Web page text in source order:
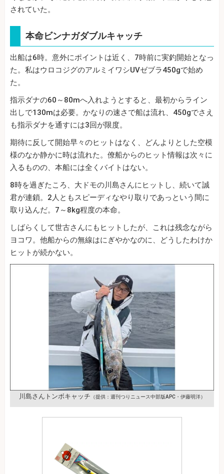
されていた。
本命ビンナガダブルキャッチ
出船は6時。意外にポイントは近く、7時前に実釣開始となっ
た。私はウロコジグのアルミイワシUVゼブラ450gで始め
た。
指示ダナの60～80mへ入れようとすると、最初からライン
出しで130mは必要。かなりの速さで船は流れ、450gでさえ
も指示ダナを通すには3回が限度。
期待に反して開始早々のヒットはなく、どんよりとした空模
様のなか静かに時は流れた。僚船からのヒット情報は次々に
入るものの、本船には全くバイトはない。
8時を過ぎたころ、大ドモの川島さんにヒットし、続いて誠
君が連鎖。2人ともスピーディなやり取りであっという間に
取り込んだ。7～8kg程度の本命。
しばらくして世古さんにもヒットしたが、これは残念ながら
ヨコワ。他船からの無線はにぎやかなのに、どうしたわけか
ヒットが続かない。
川島さんトンボキャッチ （提供：週刊つりニュース中部版APC・伊藤明洋）